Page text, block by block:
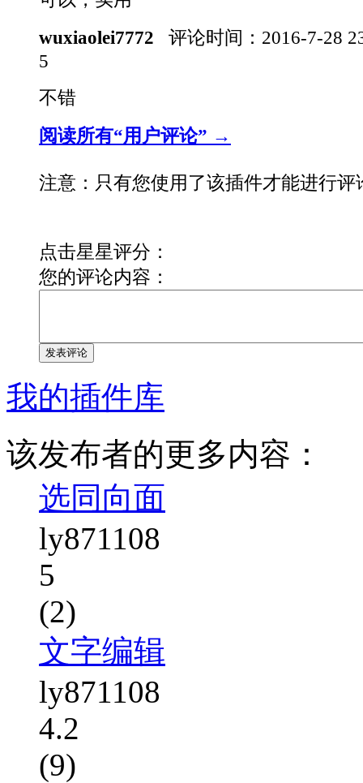
wuxiaolei7772
评论时间： 2016-7-28
5
不错
阅读所有“用户评论” →
注意：只有您使用了该插件才能进行评
点击星星评分：
您的评论内容：
发表评论
我的插件库
该发布者的更多内容：
选同向面
ly871108
5
(2)
文字编辑
ly871108
4.2
(9)